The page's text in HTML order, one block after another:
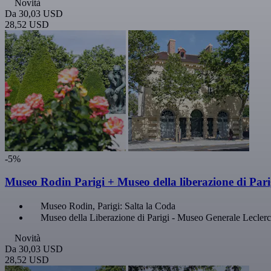
Novità
Da 30,03 USD
28,52 USD
-5%
Museo Rodin Parigi + Museo della liberazione di
Museo Rodin, Parigi: Salta la Coda
Museo della Liberazione di Parigi - Museo Generale
Novità
Da 30,03 USD
28,52 USD